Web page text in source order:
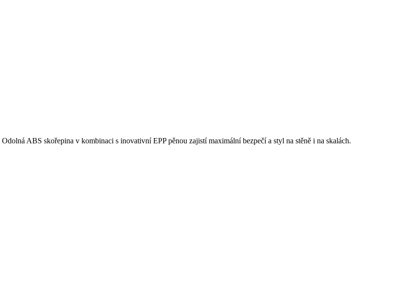
ABS skořepina v kombinaci s inovativní EPP pěnou zajistí maximální bezpečí a styl na stěně i na skalách.